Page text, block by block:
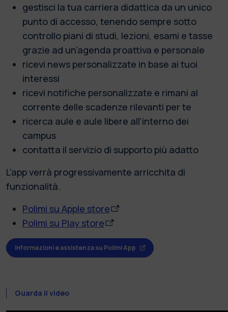
gestisci la tua carriera didattica da un unico
punto di accesso, tenendo sempre sotto
controllo piani di studi, lezioni, esami e tasse
grazie ad un’agenda proattiva e personale
ricevi news personalizzate in base ai tuoi
interessi
ricevi notifiche personalizzate e rimani al
corrente delle scadenze rilevanti per te
ricerca aule e aule libere all’interno dei
campus
contatta il servizio di supporto più adatto
L’app verrà progressivamente arricchita di
funzionalità.
Polimi su Apple store
Polimi su Play store
Informazioni e assistenza su Polimi App
Guarda il video